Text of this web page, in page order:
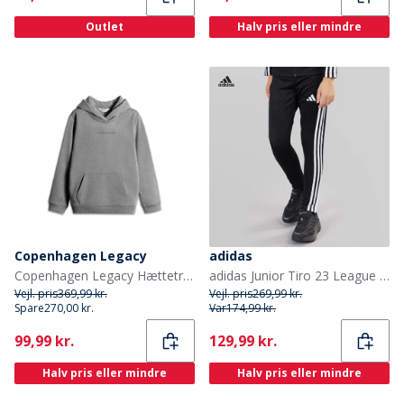
Outlet Halv pris eller mindre
Copenhagen Legacy
Copenhagen Legacy Hættetrøje Grå Melange til Børn
Vejl. pris369,99 kr.
Spare270,00 kr.
Current
99,99 kr.
Halv pris eller mindre
adidas
adidas Junior Tiro 23 League træningsbukser Sort
Vejl. pris269,99 kr.
Var174,99 kr.
Current
129,99 kr.
Halv pris eller mindre